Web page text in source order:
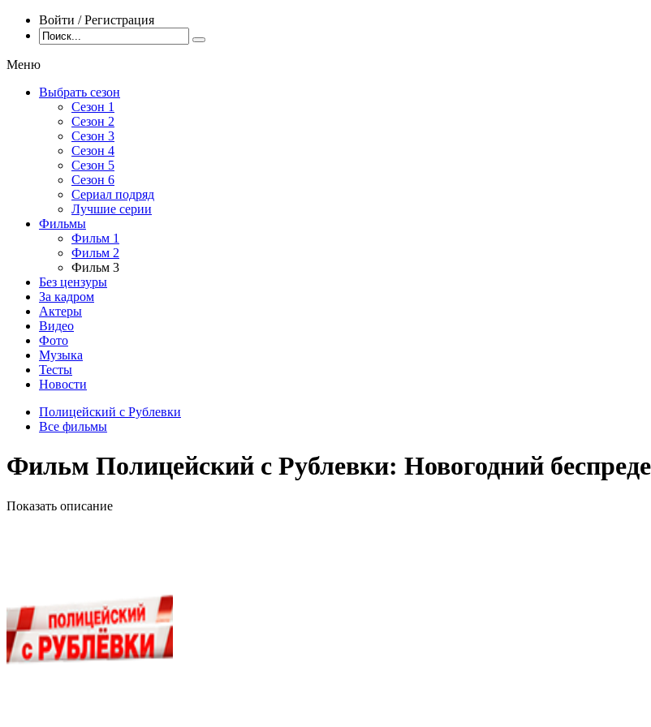
Войти / Регистрация
Меню
Выбрать сезон
Сезон 1
Сезон 2
Сезон 3
Сезон 4
Сезон 5
Сезон 6
Сериал подряд
Лучшие серии
Фильмы
Фильм 1
Фильм 2
Фильм 3
Без цензуры
За кадром
Актеры
Видео
Фото
Музыка
Тесты
Новости
Полицейский с Рублевки
Все фильмы
Фильм Полицейский с Рублевки: Новогодний
Показать описание